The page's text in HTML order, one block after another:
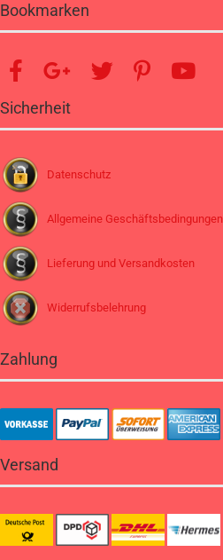
Bookmarken
Sicherheit
Datenschutz
Allgemeine Geschäftsbedingungen
Lieferung und Versandkosten
Widerrufsbelehrung
Zahlung
Versand